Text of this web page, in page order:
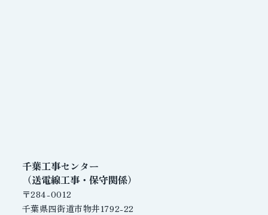
千葉工事センター
（送電線工事・保守関係）
〒284-0012
千葉県四街道市物井1792-22